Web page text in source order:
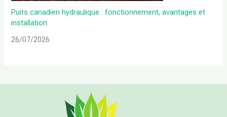
Puits canadien hydraulique : fonctionnement, avantages et
installation
26/07/2026